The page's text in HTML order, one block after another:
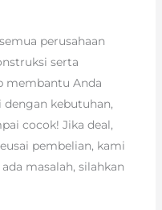
perusahaan
serta
membantu Anda
kebutuhan,
cocok! Jika deal,
pembelian, kami
masalah, silahkan